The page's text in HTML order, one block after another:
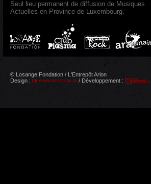
Seul lieu permanent de diffusion de Musiques
Actuelles en Province de Luxembourg.
© Losange Fondation / L'Entrepôt Arlon
Design :
/ Développement :